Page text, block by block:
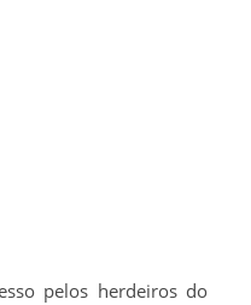
pelos herdeiros do